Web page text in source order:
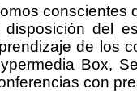
conscientes
disposición del
de los
Box,
con